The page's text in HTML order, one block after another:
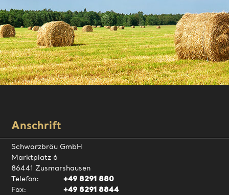
Anschrift
Schwarzbräu GmbH
Marktplatz 6
86441 Zusmarshausen
Telefon:
+49 8291 880
Fax:
+49 8291 8844